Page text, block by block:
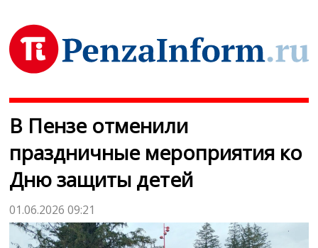
В Пензе отменили
праздничные мероприятия ко
Дню защиты детей
01.06.2026 09:21